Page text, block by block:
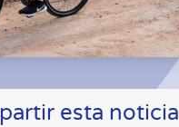
esta noticia